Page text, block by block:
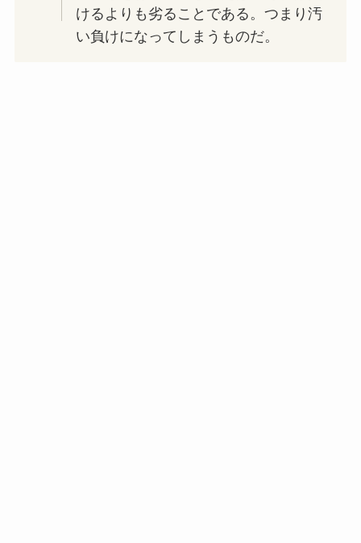
けるよりも劣ることである。つまり汚
い負けになってしまうものだ。